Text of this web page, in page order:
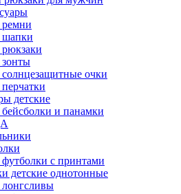
ремни
шапки
рюкзаки
зонты
солнцезащитные очки
детские
бейсболки и панамки
футболки с принтами
детские однотонные
лонгсливы